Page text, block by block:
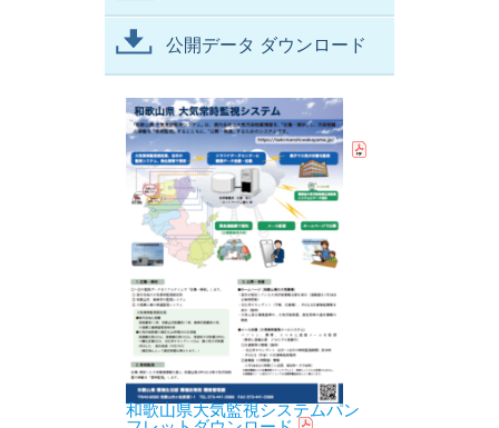
公開データ ダウンロード
和歌山県大気監視システムパン